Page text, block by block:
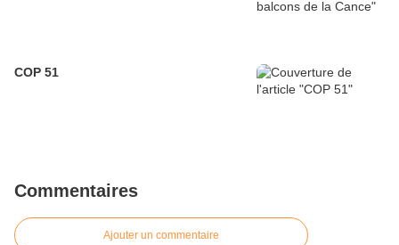
COP 51
Commentaires
Ajouter un commentaire